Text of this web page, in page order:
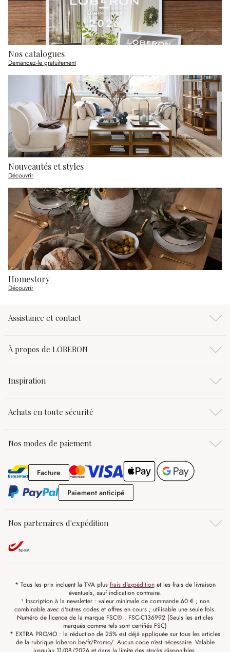
Nos catalogues
Demandez-le gratuitement
Nouveautés et styles
Découvrir
Homestory
Découvrir
Assistance et contact
À propos de LOBERON
Inspiration
Achats en toute sécurité
Nos modes de paiement
FactureFacture
Paiement anticipé
Nos partenaires d'expédition
* Tous les prix incluent la TVA plus frais d'expéditionet les frais de livraison
éventuels, sauf indication contraire.
¹ Inscription à la newsletter : valeur minimale de commande 60 € ; non
combinable avec d'autres codes et offres en cours ; utilisable une seule fois.
Numéro de licence de la marque FSC® : FSC-C136992 (Seuls les articles
marqués comme tels sont certifiés FSC)
* EXTRA PROMO : la réduction de 25% est déjà appliquée sur tous les articles
de la rubrique loberon.be/fr/Promo/. Aucun code n'est nécessaire. Valable